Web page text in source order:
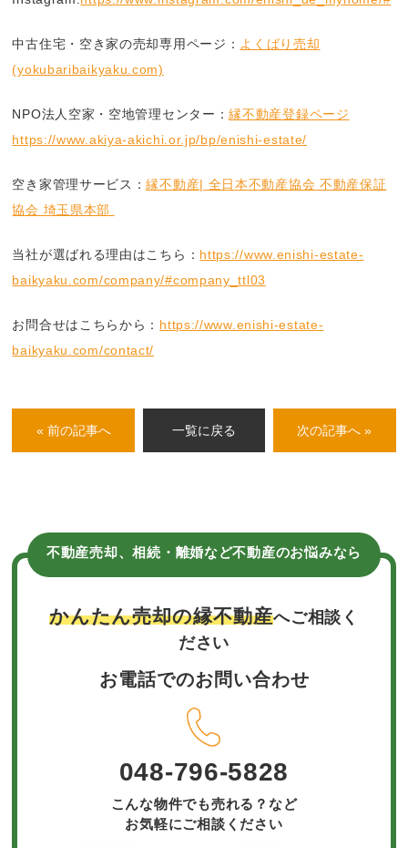
中古住宅・空き家の売却専用ページ： よくばり売却
(yokubaribaikyaku.com)
NPO法人空家・空地管理センター：縁不動産登録ページ
https://www.akiya-akichi.or.jp/bp/enishi-estate/
空き家管理サービス：縁不動産| 全日本不動産協会 不動産保証
協会 埼玉県本部
当社が選ばれる理由はこちら： https://www.enishi-estate-
baikyaku.com/company/#company_ttl03
お問合せはこちらから： https://www.enishi-estate-
baikyaku.com/contact/
« 前の記事へ 一覧に戻る 次の記事へ »
不動産売却、相続・離婚など不動産のお悩みなら
かんたん売却の縁不動産へご相談く
ださい
お電話でのお問い合わせ
048-796-5828
こんな物件でも売れる？など
お気軽にご相談ください